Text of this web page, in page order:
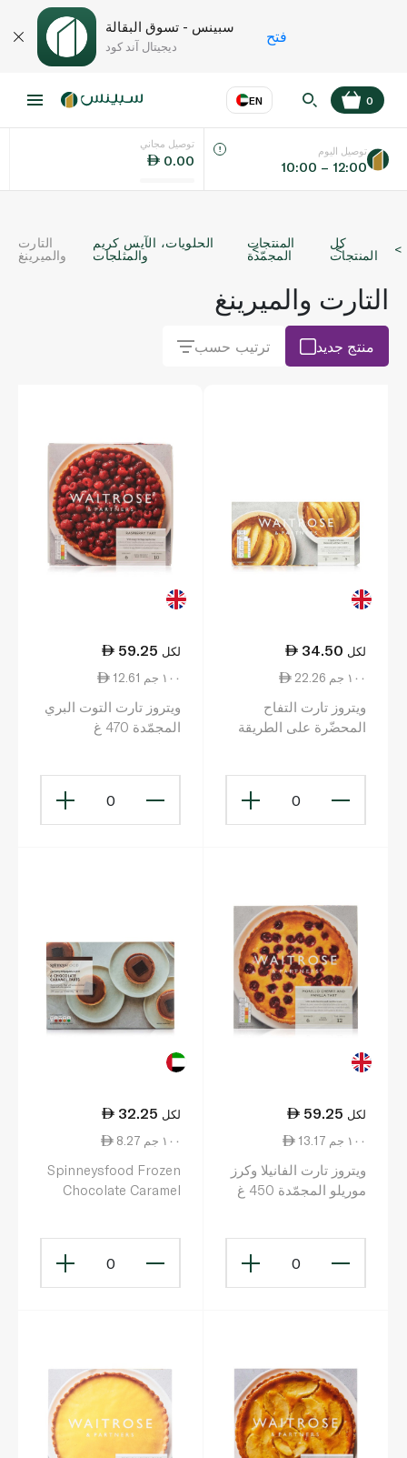
سبينس - تسوق البقالة
ديجيتال آند كود
فتح
EN
اللغة عر
KSA
0
توصيل مجاني
0.00
توصيل اليوم
10:00 – 12:00
كل
المنتجات
المنتجات
المجمّدة
الحلويات، الآيس كريم
والمثلجات
التارت
والميرينغ
التارت والميرينغ
منتج جديد ترتيب حسب
34.50 لكل
22.26 ١٠٠ جم
ويتروز تارت التفاح
المحضّرة على الطريقة
0
59.25 لكل
12.61 ١٠٠ جم
ويتروز تارت التوت البري
المجمّدة 470 غ
0
59.25 لكل
13.17 ١٠٠ جم
ويتروز تارت الفانيلا وكرز
موريلو المجمّدة 450 غ
0
32.25 لكل
8.27 ١٠٠ جم
Spinneysfood Frozen
Chocolate Caramel
0